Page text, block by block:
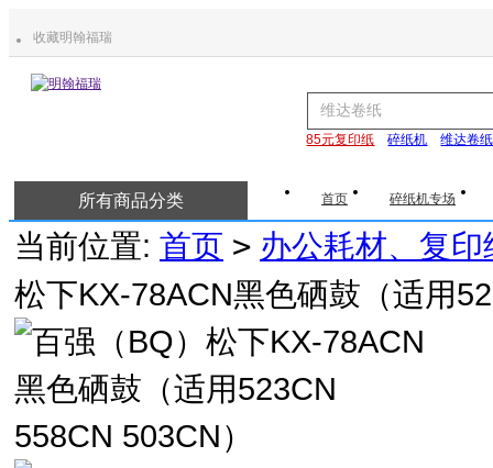
收藏明翰福瑞
85元复印纸 碎纸机 维达卷纸
所有商品分类 首页 碎纸机专场
当前位置: 首页 > 办公耗材、复
松下KX-78ACN黑色硒鼓（适用